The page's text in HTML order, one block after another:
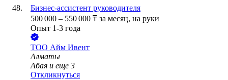
Бизнес-ассистент руководителя
500 000 – 550 000 ₸ за месяц, на руки
Опыт 1-3 года
ТОО Айм Ивент
Алматы
Абая и еще 3
Откликнуться